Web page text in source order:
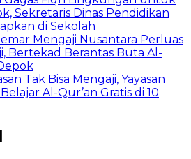
Sekretaris Dinas Pendidikan
di Sekolah
Mengaji Nusantara Perluas
Bertekad Berantas Buta Al-
Tak Bisa Mengaji, Yayasan
Al-Qur’an Gratis di 10